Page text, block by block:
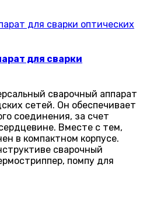
для сварки
сварочный аппарат
сетей. Он обеспечивает
соединения, за счет
Вместе с тем,
в компактном корпусе.
сварочный
помпу для